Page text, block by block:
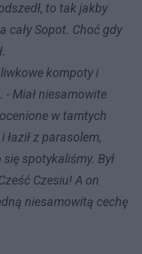
to tak jakby
cały Sopot. Choć gdy
kompoty i
- Miał niesamowite
w tamtych
łaził z parasolem,
spotykaliśmy. Był
Czesiu! A on
niesamowitą cechę